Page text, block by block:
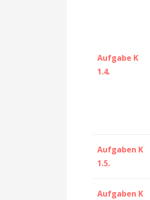
Aufgabe K
1.4.
Aufgaben K
1.5.
Aufgaben K